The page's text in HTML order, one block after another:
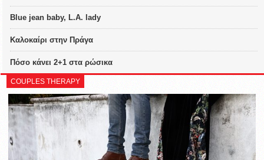
Blue jean baby, L.A. lady
Καλοκαίρι στην Πράγα
Πόσο κάνει 2+1 στα ρώσικα
COUPLES THERAPY